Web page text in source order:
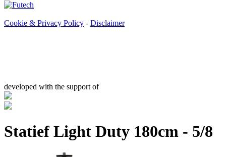
Cookie & Privacy Policy - Disclaimer
developed with the support of
Statief Light Duty 180cm - 5/8